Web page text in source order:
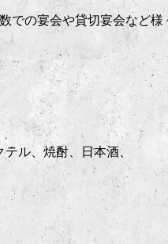
での宴会や貸切宴会など様
ル、焼酎、日本酒、